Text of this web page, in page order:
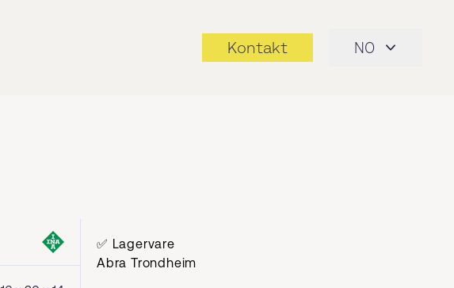
Kontakt NO
✅ Lagervare
Abra Trondheim